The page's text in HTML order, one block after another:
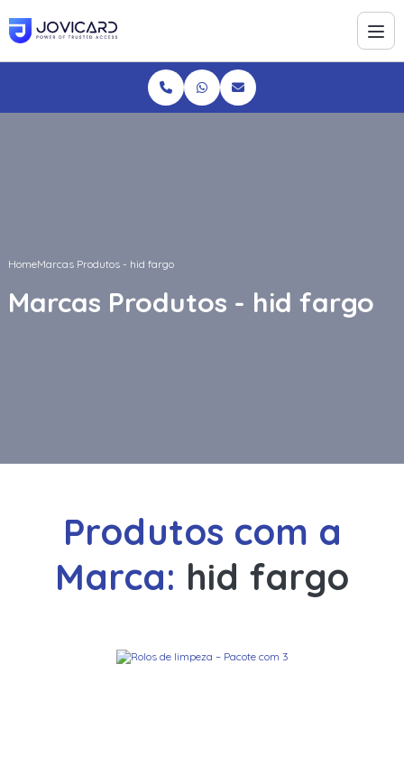
HomeMarcas Produtos - hid fargo
Marcas Produtos - hid fargo
Produtos com a
Marca: hid fargo